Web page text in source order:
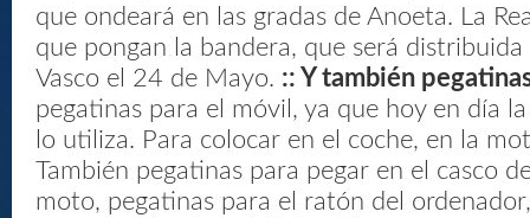
que ondeará en las gradas de Anoeta. La
que pongan la bandera, que será
Vasco el 24 de Mayo. :: Y también
pegatinas para el móvil, ya que hoy en día
lo utiliza. Para colocar en el coche, en la
También pegatinas para pegar en el casco
moto, pegatinas para el ratón del